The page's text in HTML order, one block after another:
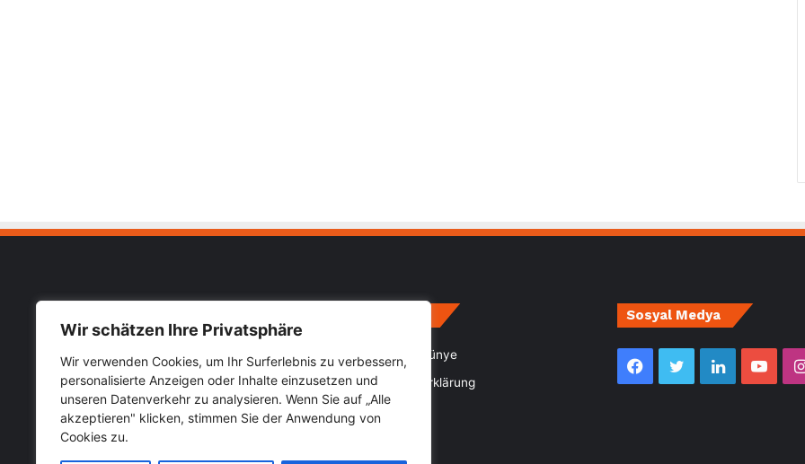
Wir schätzen Ihre Privatsphäre
Wir verwenden Cookies, um Ihr Surferlebnis zu verbessern,
personalisierte Anzeigen oder Inhalte einzusetzen und
unseren Datenverkehr zu analysieren. Wenn Sie auf „Alle
akzeptieren" klicken, stimmen Sie der Anwendung von
Cookies zu.
Almanya Türkiye güncel haberlerini
öğrenebileceğiniz hızlı güvenilir haber
sitesi Muhabirce.com
Impressum- Künye
Datenschutzerklärung
Sosyal Medya
Facebook
TwitterLinkedIn